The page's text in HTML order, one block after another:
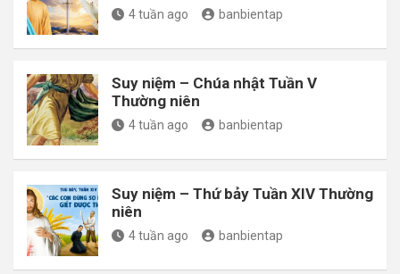
4 tuần ago banbientap
Suy niệm – Chúa nhật Tuần V
Thường niên
4 tuần ago banbientap
Suy niệm – Thứ bảy Tuần XIV Thường
niên
4 tuần ago banbientap